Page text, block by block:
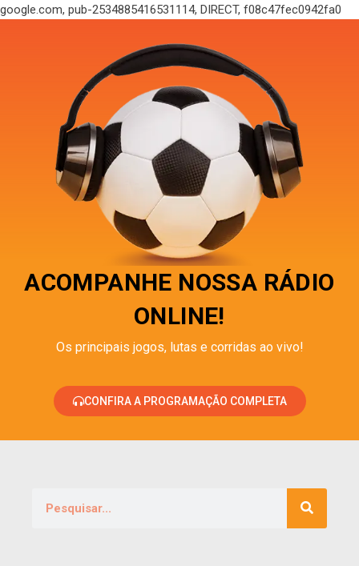
google.com, pub-2534885416531114, DIRECT, f08c47fec0942fa0
ACOMPANHE NOSSA RÁDIO
ONLINE!
Os principais jogos, lutas e corridas ao vivo!
CONFIRA A PROGRAMAÇÃO COMPLETA